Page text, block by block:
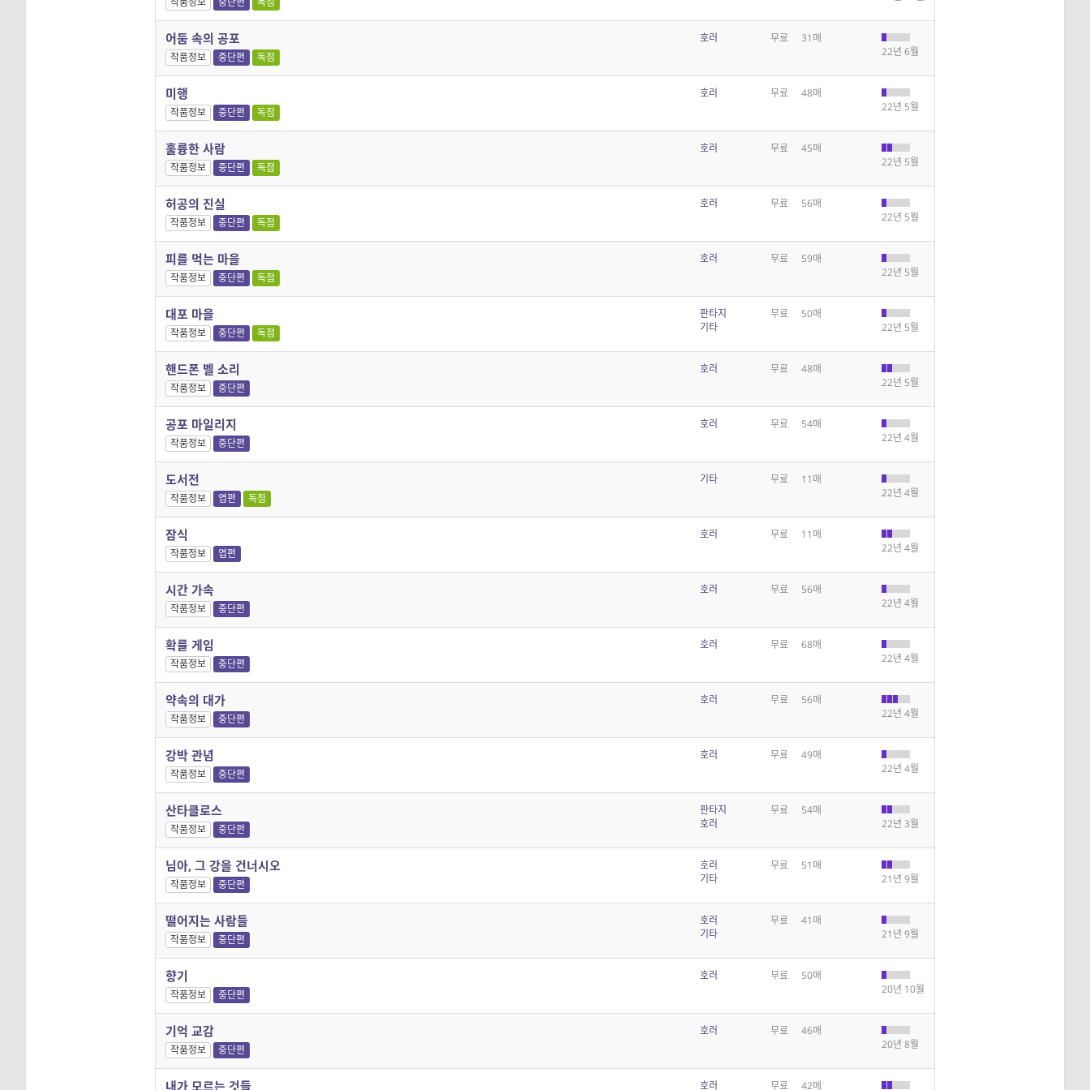
어둠 속의 공포
작품정보 중단편 독점
호러 무료
31매
22년 6월
미행
작품정보 중단편 독점
호러 무료
48매
22년 5월
훌륭한 사람
작품정보 중단편 독점
호러 무료
45매
22년 5월
허공의 진실
작품정보 중단편 독점
호러 무료
56매
22년 5월
피를 먹는 마을
작품정보 중단편 독점
호러 무료
59매
22년 5월
대포 마을
작품정보 중단편 독점
판타지
기타
무료
50매
22년 5월
핸드폰 벨 소리
작품정보 중단편
호러 무료
48매
22년 5월
공포 마일리지
작품정보 중단편
호러 무료
54매
22년 4월
도서전
작품정보 엽편 독점
기타 무료
11매
22년 4월
잠식
작품정보 엽편
호러 무료
11매
22년 4월
시간 가속
작품정보 중단편
호러 무료
56매
22년 4월
확률 게임
작품정보 중단편
호러 무료
68매
22년 4월
약속의 대가
작품정보 중단편
호러 무료
56매
22년 4월
강박 관념
작품정보 중단편
호러 무료
49매
22년 4월
산타클로스
작품정보 중단편
판타지
호러
무료
54매
22년 3월
님아, 그 강을 건너시오
작품정보 중단편
호러
기타
무료
51매
21년 9월
떨어지는 사람들
작품정보 중단편
호러
기타
무료
41매
21년 9월
향기
작품정보 중단편
호러 무료
50매
20년 10월
기억 교감
작품정보 중단편
호러 무료
46매
20년 8월
내가 모르는 것들 호러 무료 42매